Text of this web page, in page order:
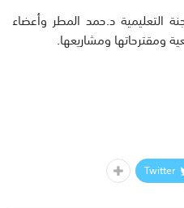
التعليمية د.حمد المطر وأعضاء
ومقترحاتها ومشاريعها.
Twitter